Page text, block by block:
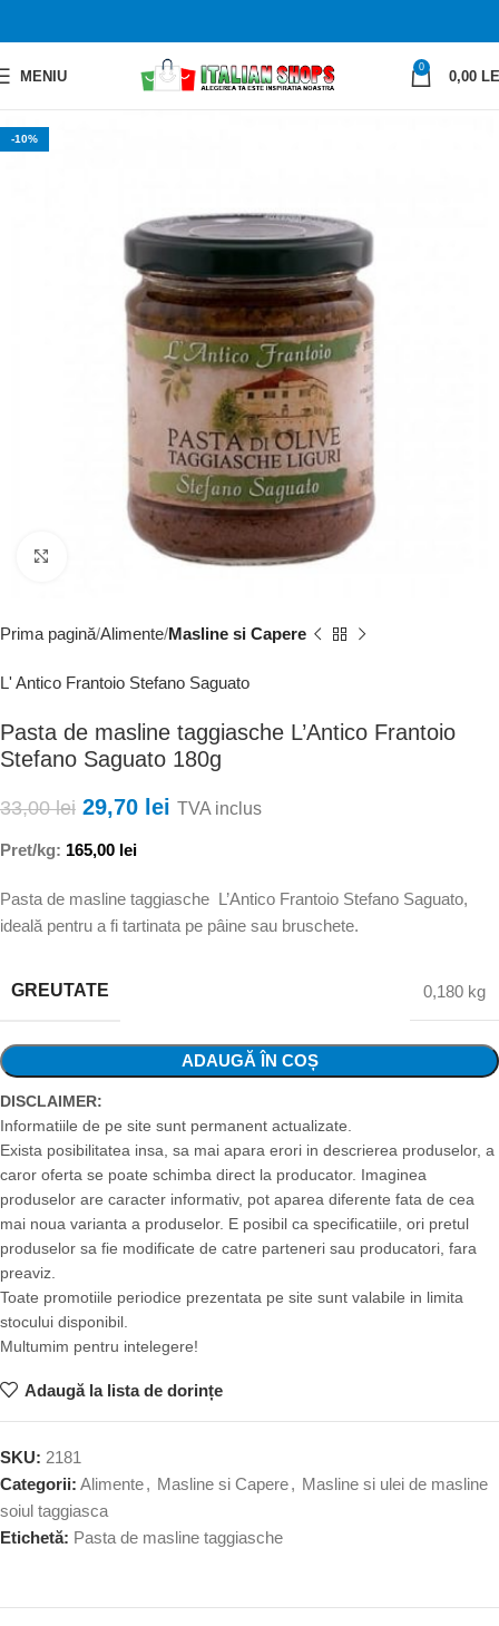
MENIU
0
0,00
-10%
Faceți clic pentru a mări
Prima pagină Alimente Masline si Capere
L' Antico Frantoio Stefano Saguato
Pasta de masline taggiasche L’Antico Frantoio
Stefano Saguato 180g
33,00lei 29,70 lei TVA inclus
Pret/kg: 165,00 lei
Pasta de masline taggiasche L’Antico Frantoio Stefano Saguato,
ideală pentru a fi tartinata pe pâine sau bruschete.
GREUTATE 0,180 kg
ADAUGĂ ÎN COȘ
DISCLAIMER:
Informatiile de pe site sunt permanent actualizate.
Exista posibilitatea insa, sa mai apara erori in descrierea produselor, a
caror oferta se poate schimba direct la producator. Imaginea
produselor are caracter informativ, pot aparea diferente fata de cea
mai noua varianta a produselor. E posibil ca specificatiile, ori pretul
produselor sa fie modificate de catre parteneri sau producatori, fara
preaviz.
Toate promotiile periodice prezentata pe site sunt valabile in limita
stocului disponibil.
Multumim pentru intelegere!
Adaugă la lista de dorințe
SKU: 2181
Categorii: Alimente, Masline si Capere, Masline si ulei de masline
soiul taggiasca
Etichetă: Pasta de masline taggiasche